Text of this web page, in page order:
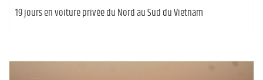
19 jours en voiture privée du Nord au Sud du Vietnam